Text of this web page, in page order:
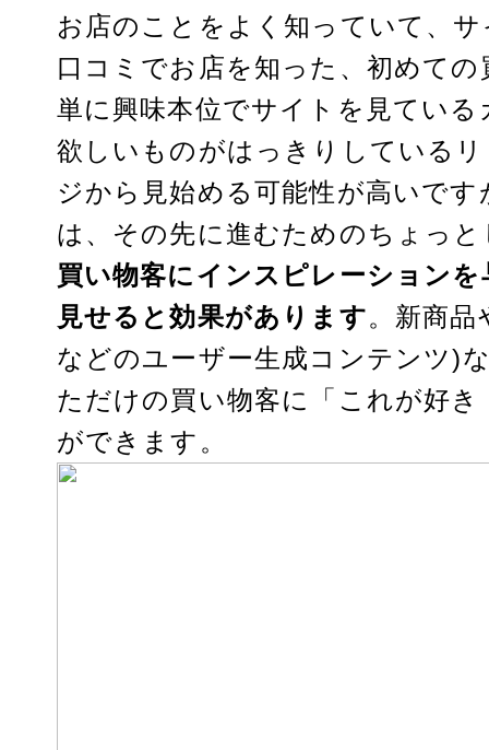
お店のことをよく知っていて、
口コミでお店を知った、初めての
単に興味本位でサイトを見てい
欲しいものがはっきりしている
ジから見始める可能性が高いで
は、その先に進むためのちょっ
買い物客にインスピレーション
見せると効果があります。新商品
などのユーザー生成コンテンツ)
ただけの買い物客に「これが好
ができます。